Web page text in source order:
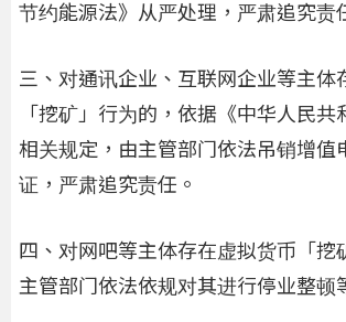
节约能源法》从严处理，严肃追究责
三、对通讯企业、互联网企业等主体
「挖矿」行为的，依据《中华人民共
相关规定，由主管部门依法吊销增值
证，严肃追究责任。
四、对网吧等主体存在虚拟货币「挖
主管部门依法依规对其进行停业整顿